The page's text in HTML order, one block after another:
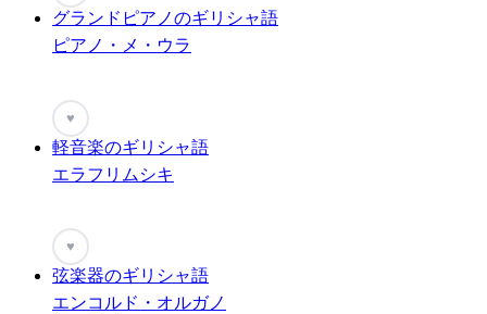
グランドピアノのギリシャ語
ピアノ・メ・ウラ
♥
軽音楽のギリシャ語
エラフリムシキ
♥
弦楽器のギリシャ語
エンコルド・オルガノ